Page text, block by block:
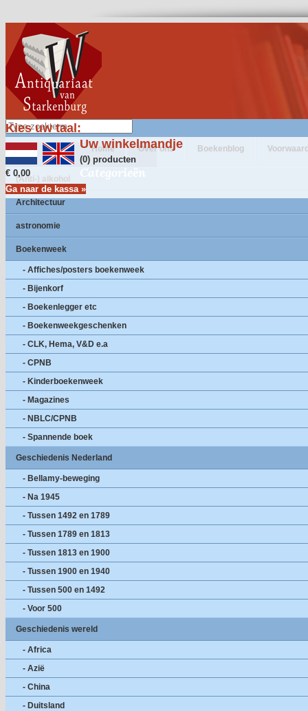
Kies uw taal:
Uw winkelmandje
(0) producten
€ 0,00
Ga naar de kassa »
Home Over ons Boekenblog
Categorieën
(Anti-) alkohol
Architectuur
astronomie
Boekenweek
- Affiches/posters boekenweek
- Bijenkorf
- Boekenlegger etc
- Boekenweekgeschenken
- CLK, Hema, V&D e.a
- CPNB
- Kinderboekenweek
- Magazines
- NBLC/CPNB
- Spannende boek
Geschiedenis Nederland
- Bellamy-beweging
- Na 1945
- Tussen 1492 en 1789
- Tussen 1789 en 1813
- Tussen 1813 en 1900
- Tussen 1900 en 1940
- Tussen 500 en 1492
- Voor 500
Geschiedenis wereld
- Africa
- Azië
- China
- Duitsland